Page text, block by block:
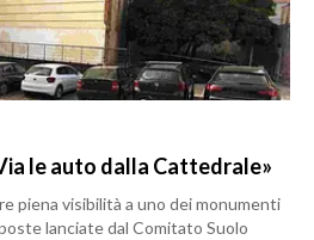
le auto dalla Cattedrale»
piena visibilità a uno dei monumenti
lanciate dal Comitato Suolo